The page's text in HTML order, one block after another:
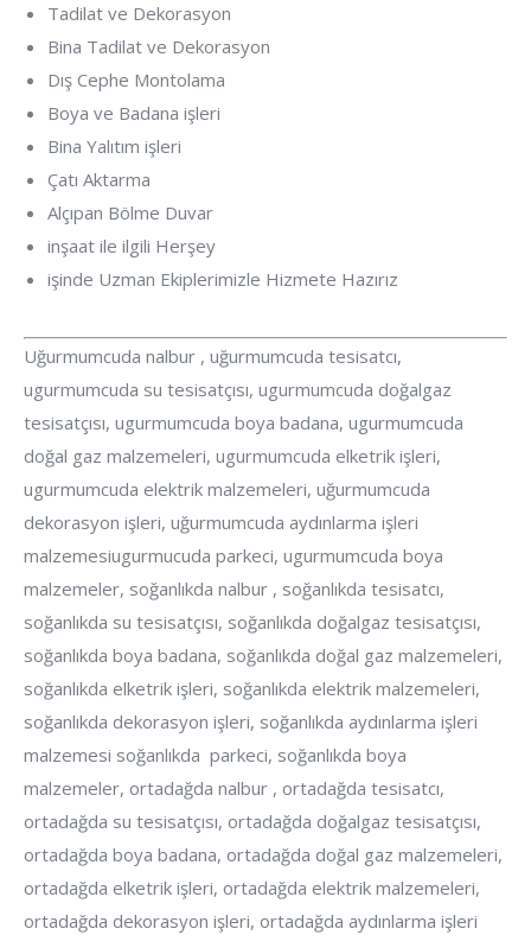
Tadilat ve Dekorasyon
Bina Tadilat ve Dekorasyon
Dış Cephe Montolama
Boya ve Badana işleri
Bina Yalıtım işleri
Çatı Aktarma
Alçıpan Bölme Duvar
inşaat ile ilgili Herşey
işinde Uzman Ekiplerimizle Hizmete Hazırız
Uğurmumcuda nalbur , uğurmumcuda tesisatcı,
ugurmumcuda su tesisatçısı, ugurmumcuda doğalgaz
tesisatçısı, ugurmumcuda boya badana, ugurmumcuda
doğal gaz malzemeleri, ugurmumcuda elketrik işleri,
ugurmumcuda elektrik malzemeleri, uğurmumcuda
dekorasyon işleri, uğurmumcuda aydınlarma işleri
malzemesiugurmucuda parkeci, ugurmumcuda boya
malzemeler, soğanlıkda nalbur , soğanlıkda tesisatcı,
soğanlıkda su tesisatçısı, soğanlıkda doğalgaz tesisatçısı,
soğanlıkda boya badana, soğanlıkda doğal gaz malzemeleri,
soğanlıkda elketrik işleri, soğanlıkda elektrik malzemeleri,
soğanlıkda dekorasyon işleri, soğanlıkda aydınlarma işleri
malzemesi soğanlıkda parkeci, soğanlıkda boya
malzemeler, ortadağda nalbur , ortadağda tesisatcı,
ortadağda su tesisatçısı, ortadağda doğalgaz tesisatçısı,
ortadağda boya badana, ortadağda doğal gaz malzemeleri,
ortadağda elketrik işleri, ortadağda elektrik malzemeleri,
ortadağda dekorasyon işleri, ortadağda aydınlarma işleri